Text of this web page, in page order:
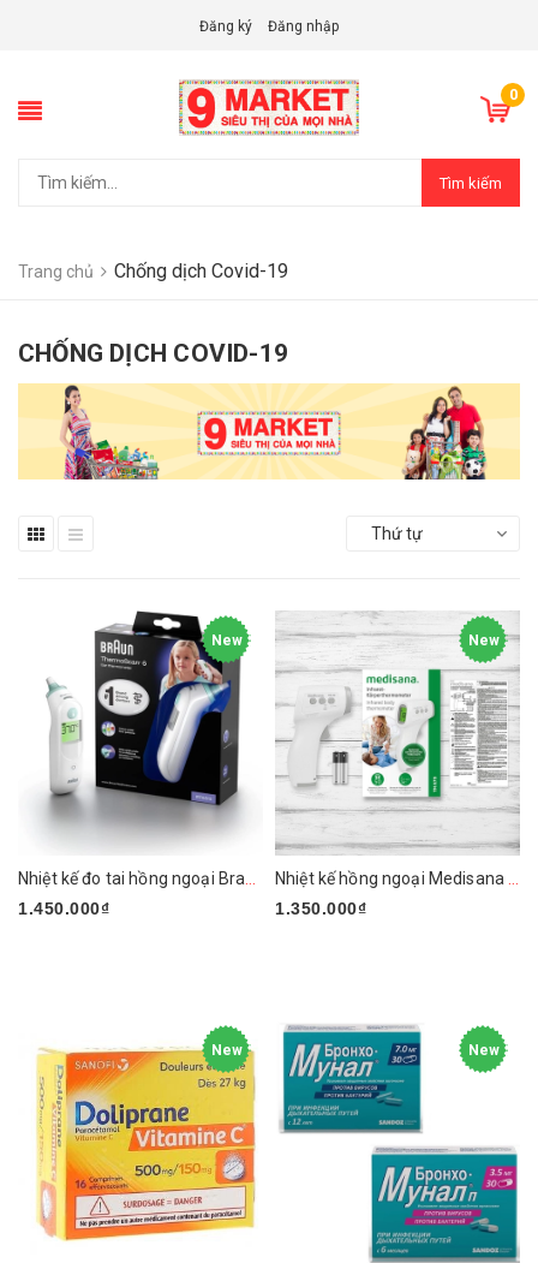
Đăng ký Đăng nhập
0
Tìm kiếm
Trang chủ Chống dịch Covid-19
CHỐNG DỊCH COVID-19
Thứ tự
New
1.450.000₫
New
1.350.000₫
New New